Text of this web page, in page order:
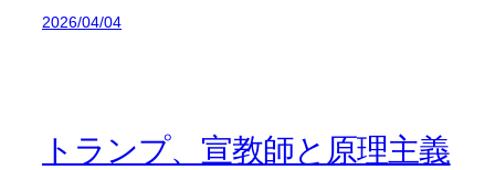
2026/04/04
トランプ、宣教師と原理主義